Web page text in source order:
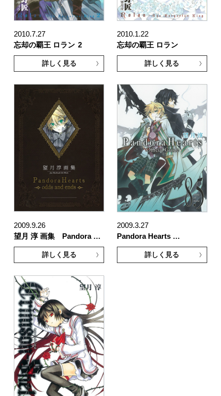
2010.7.27
忘却の覇王 ロラン 2
詳しく見る
2010.1.22
忘却の覇王 ロラン
詳しく見る
2009.9.26
望月 淳 画集 Pandora …
詳しく見る
2009.3.27
Pandora Hearts …
詳しく見る